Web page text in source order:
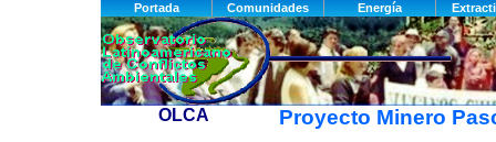
Proyecto Minero